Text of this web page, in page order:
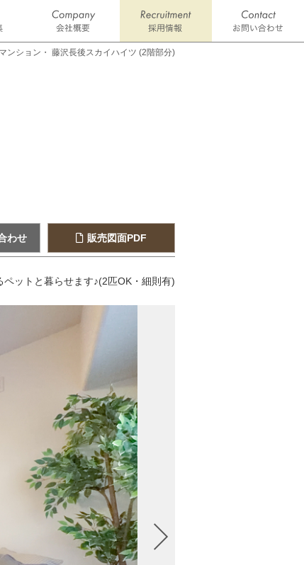
マンション・ 藤沢長後スカイハイツ (2階部分)
わせ 販売図面PDF
ペットと暮らせます♪(2匹OK・細則有)